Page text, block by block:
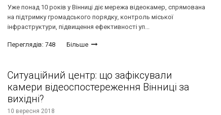
Уже понад 10 років у Вінниці діє мережа відеокамер, спрямована
на підтримку громадського порядку, контроль міської
інфраструктури, підвищення ефективності уп...
Переглядів: 748 Більше
Ситуаційний центр: що зафіксували
камери відеоспостереження Вінниці за
вихідні?
10 вересня 2018